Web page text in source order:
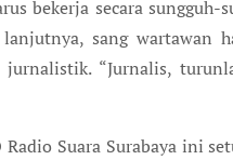
bekerja secara
sang wartawan
“Jurnalis,
Suara Surabaya ini